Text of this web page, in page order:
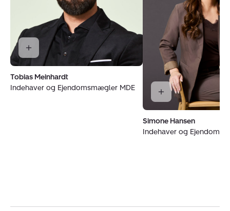
Tobias Meinhardt
Indehaver og Ejendomsmægler MDE
Simone Hansen
Indehaver og